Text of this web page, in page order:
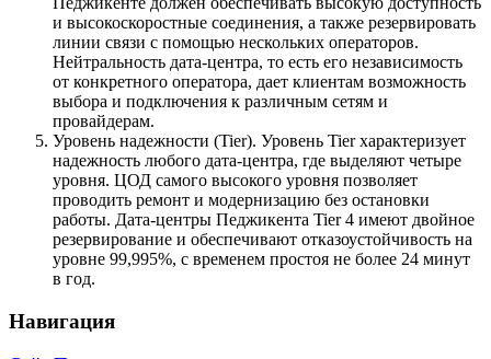
и высокоскоростные соединения, а также резервировать
линии связи с помощью нескольких операторов.
Нейтральность дата-центра, то есть его независимость
от конкретного оператора, дает клиентам возможность
выбора и подключения к различным сетям и
провайдерам.
Уровень надежности (Tier). Уровень Tier характеризует
надежность любого дата-центра, где выделяют четыре
уровня. ЦОД самого высокого уровня позволяет
проводить ремонт и модернизацию без остановки
работы. Дата-центры Педжикента Tier 4 имеют двойное
резервирование и обеспечивают отказоустойчивость на
уровне 99,995%, с временем простоя не более 24 минут
в год.
Навигация